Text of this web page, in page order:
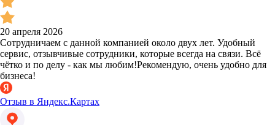
20 апреля 2026
Сотрудничаем с данной компанией около двух лет. Удобный
сервис, отзывчивые сотрудники, которые всегда на связи. Всё
чётко и по делу - как мы любим!Рекомендую, очень удобно для
бизнеса!
Отзыв в Яндекс.Картах